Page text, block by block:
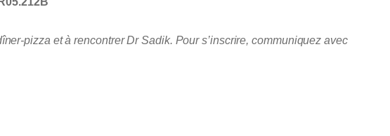
pizza et à rencontrer Dr Sadik. Pour s’inscrire, communiquez avec